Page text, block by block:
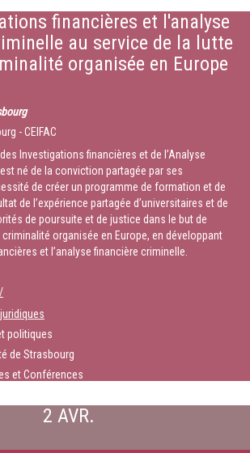
financières et l'analyse
au service de la lutte
organisée en Europe
- CEIFAC
des Investigations financières et de l’Analyse
né de la conviction partagée par ses
de créer un programme de formation et de
de l’expérience partagée d’universitaires et de
de poursuite et de justice dans le but de
organisée en Europe, en développant
et l’analyse financière criminelle.
politiques
de Strasbourg
et Conférences
2 AVR.